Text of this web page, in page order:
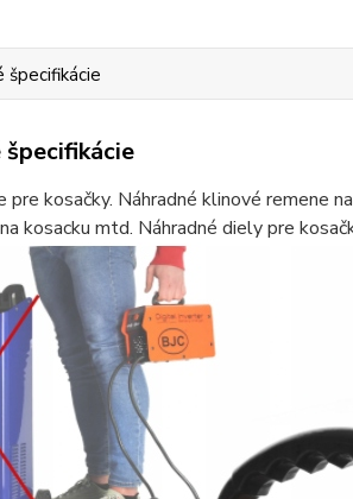
pre kosačky. Náhradné klinové remene
kosacku mtd. Náhradné diely pre